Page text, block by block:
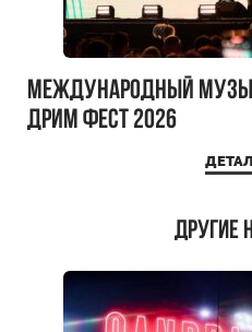
Международный
ДРИМ ФЕСТ 2026
Другие